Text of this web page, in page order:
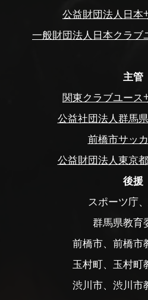
公益財団法人日本
一般財団法人日本クラブ
主管
関東クラブユース
公益社団法人群馬
前橋市サッ
公益財団法人東京
後援
スポーツ庁
群馬県教育
前橋市、前橋市
玉村町、玉村町
渋川市、渋川市